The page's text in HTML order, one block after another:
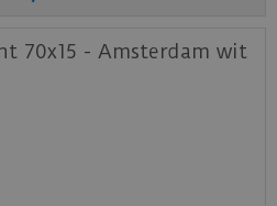
70x15 - Amsterdam wit